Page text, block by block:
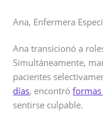
Ana, Enfermera
Ana transicionó a
Simultáneamente,
pacientes
días, encontró
sentirse culpable.